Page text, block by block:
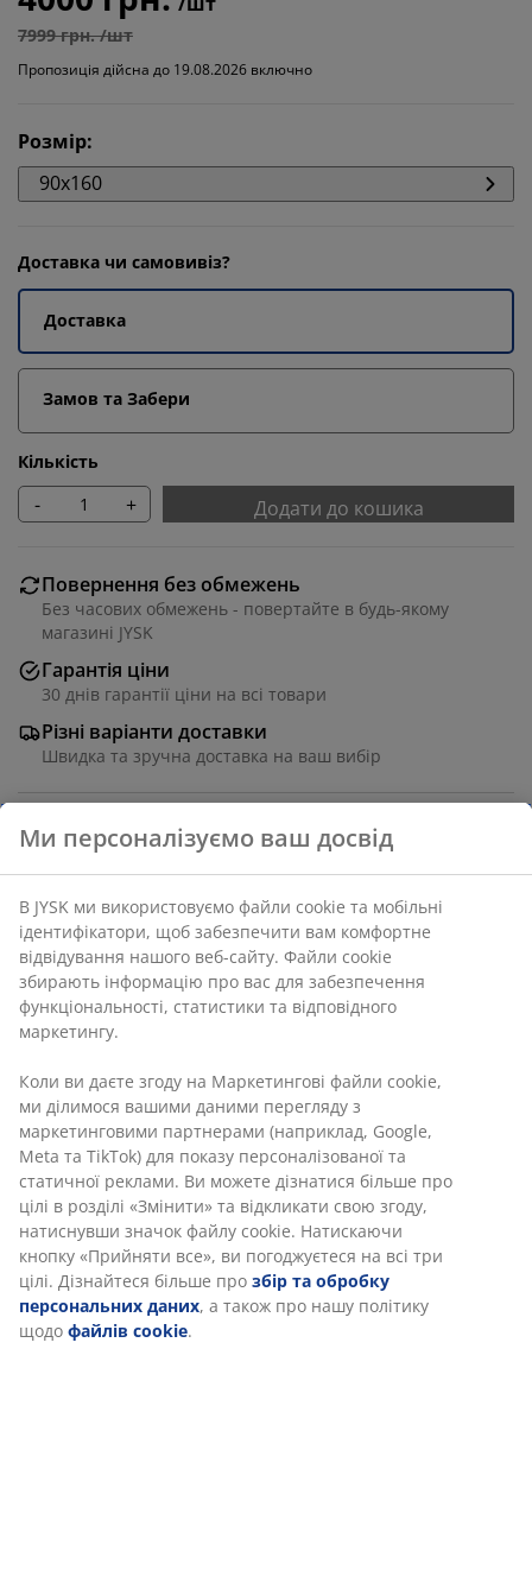
7999 грн. /шт
Пропозиція дійсна до 19.08.2026 включно
Розмір:
90x160
Доставка чи самовивіз?
Доставка
Замов та Забери
Кількість
- + Додати до кошика
Повернення без обмежень
Без часових обмежень - повертайте в будь-якому
магазині JYSK
Гарантія ціни
30 днів гарантії ціни на всі товари
Різні варіанти доставки
Швидка та зручна доставка на ваш вибір
Обідній стіл зі стільницею з декоративного шпону
Артикул: 3670324
Інструкція по збірці
Характеристики
Відгуки
372)
Доставка
Ми персоналізуємо ваш досвід
В JYSK ми використовуємо файли cookie та мобільні
ідентифікатори, щоб забезпечити вам комфортне
відвідування нашого веб-сайту. Файли cookie
збирають інформацію про вас для забезпечення
функціональності, статистики та відповідного
маркетингу.
Коли ви даєте згоду на Маркетингові файли cookie,
ми ділимося вашими даними перегляду з
маркетинговими партнерами (наприклад, Google,
Meta та TikTok) для показу персоналізованої та
статичної реклами. Ви можете дізнатися більше про
цілі в розділі «Змінити» та відкликати свою згоду,
натиснувши значок файлу cookie. Натискаючи
кнопку «Прийняти все», ви погоджуєтеся на всі три
цілі. Дізнайтеся більше про збір та обробку
персональних даних, а також про нашу політику
щодо файлів cookie.